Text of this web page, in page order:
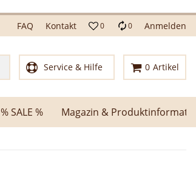
FAQ Kontakt 0 0 Anmelden
Service & Hilfe 0 Artikel
% SALE % Magazin &